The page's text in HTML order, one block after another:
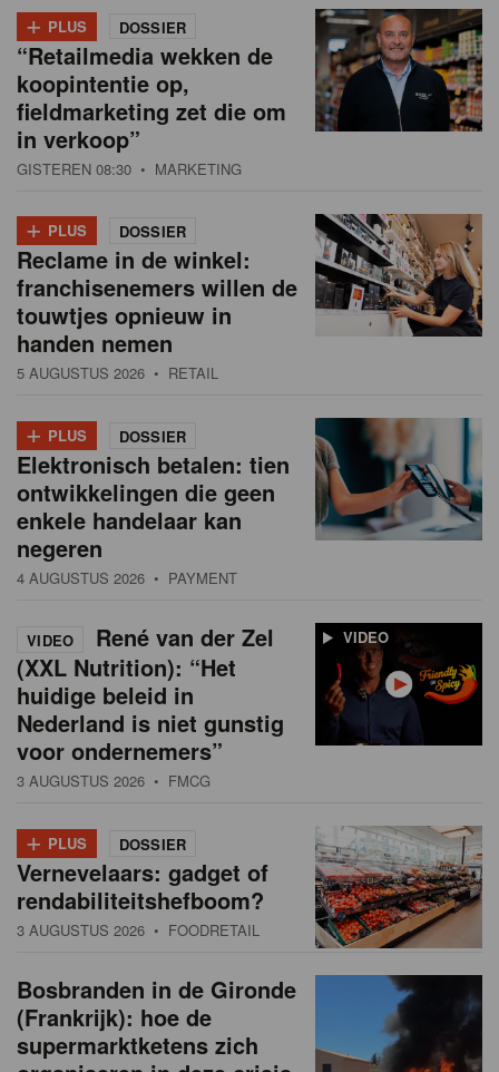
+ PLUS DOSSIER
“Retailmedia wekken de
koopintentie op,
fieldmarketing zet die om
in verkoop”
GISTEREN 08:30 • MARKETING
+ PLUS DOSSIER
Reclame in de winkel:
franchisenemers willen de
touwtjes opnieuw in
handen nemen
5 AUGUSTUS 2026 • RETAIL
+ PLUS DOSSIER
Elektronisch betalen: tien
ontwikkelingen die geen
enkele handelaar kan
negeren
4 AUGUSTUS 2026 • PAYMENT
VIDEO
VIDEO
René van der Zel
(XXL Nutrition): “Het
huidige beleid in
Nederland is niet gunstig
voor ondernemers”
3 AUGUSTUS 2026 • FMCG
+ PLUS DOSSIER
Vernevelaars: gadget of
rendabiliteitshefboom?
3 AUGUSTUS 2026 • FOODRETAIL
Bosbranden in de Gironde
(Frankrijk): hoe de
supermarktketens zich